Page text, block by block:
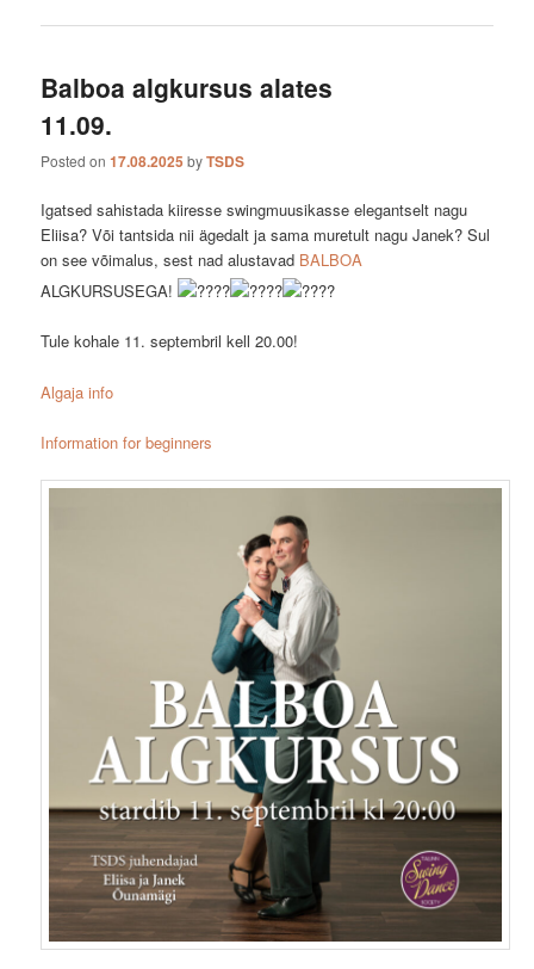
Balboa algkursus alates
11.09.
Posted on17.08.2025 byTSDS
Igatsed sahistada kiiresse swingmuusikasse elegantselt nagu
Eliisa? Või tantsida nii ägedalt ja sama muretult nagu Janek? Sul
on see võimalus, sest nad alustavad BALBOA
ALGKURSUSEGA!
Tule kohale 11. septembril kell 20.00!
Algaja info
Information for beginners